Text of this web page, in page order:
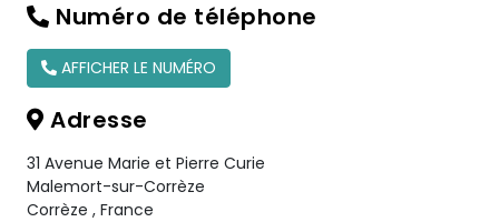
Numéro de téléphone
AFFICHER LE NUMÉRO
Adresse
31 Avenue Marie et Pierre Curie
Malemort-sur-Corrèze
Corrèze , France